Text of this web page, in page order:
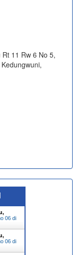
11 Rw 6 No 5,
06 di
06 di